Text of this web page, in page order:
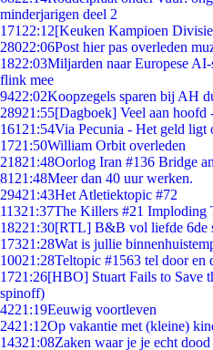
minderjarigen deel 2
171 22:12[Keuken Kampioen
28022:06Post hier pas overleden
1822:03Miljarden naar Europese
flink mee
9422:02Koopzegels sparen bij AH
28921:55[Dagboek] Veel aan hoofd
161 21:54Via Pecunia - Het geld ligt
1721:50William Orbit overleden
21821:48Oorlog Iran #136 Bridge
81 21:48Meer dan 40 uur werken.
29421:43Het Atletiektopic #72
11321:37The Killers #21 Imploding
18221:30[RTL] B&B vol liefde 6de
17321:28Wat is jullie
10021:28Teltopic #1563 tel door en
1721:26[HBO] Stuart Fails to Save
spinoff)
4221:19Eeuwig voortleven
2421:12Op vakantie met (kleine)
14321:08Zaken waar je je echt